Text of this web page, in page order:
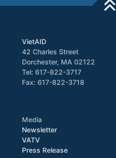
VietAID
42 Charles Street
Dorchester, MA 02122
Tel: 617-822-3717
Fax: 617-822-3718
Media
Newsletter
VATV
Press Release